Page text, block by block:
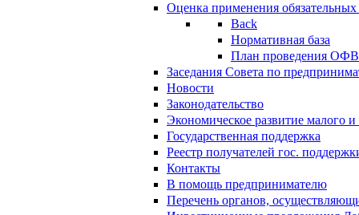
Оценка применения
Back
Нормативная база
План проведения
Заседания Совета по
Новости
Законодательство
Экономическое развитие малого и
Государственная поддержка
Реестр получателей гос.
Контакты
В помощь предпринимателю
Перечень органов,